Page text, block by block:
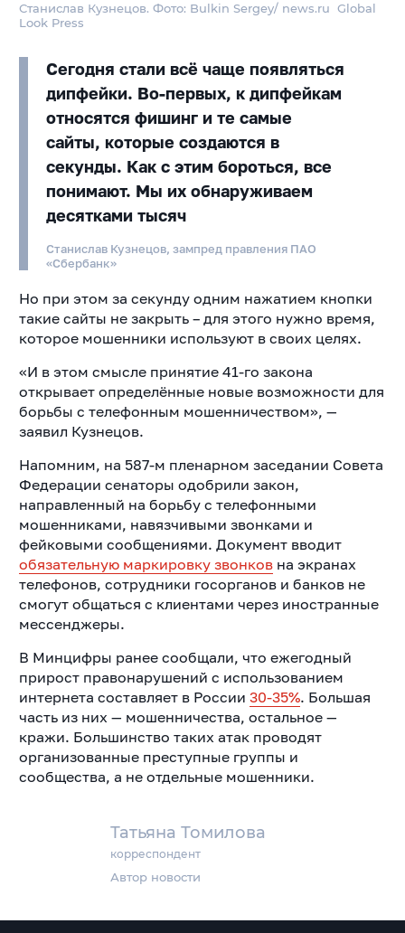
Татьяна Томилова
корреспондент
Автор новости
Станислав Кузнецов. Фото: Bulkin Sergey/ news.ru Global
Look Press
Сегодня стали всё чаще появляться
дипфейки. Во-первых, к дипфейкам
относятся фишинг и те самые
сайты, которые создаются в
секунды. Как с этим бороться, все
понимают. Мы их обнаруживаем
десятками тысяч
Станислав Кузнецов, зампред правления ПАО
«Сбербанк»
Но при этом за секунду одним нажатием кнопки
такие сайты не закрыть – для этого нужно время,
которое мошенники используют в своих целях.
«И в этом смысле принятие 41-го закона
открывает определённые новые возможности для
борьбы с телефонным мошенничеством», —
заявил Кузнецов.
Напомним, на 587-м пленарном заседании Совета
Федерации сенаторы одобрили закон,
направленный на борьбу с телефонными
мошенниками, навязчивыми звонками и
фейковыми сообщениями. Документ вводит
обязательную маркировку звонковна экранах
телефонов, сотрудники госорганов и банков не
смогут общаться с клиентами через иностранные
мессенджеры.
В Минцифры ранее сообщали, что ежегодный
прирост правонарушений с использованием
интернета составляет в России 30-35%. Большая
часть из них — мошенничества, остальное —
кражи. Большинство таких атак проводят
организованные преступные группы и
сообщества, а не отдельные мошенники.